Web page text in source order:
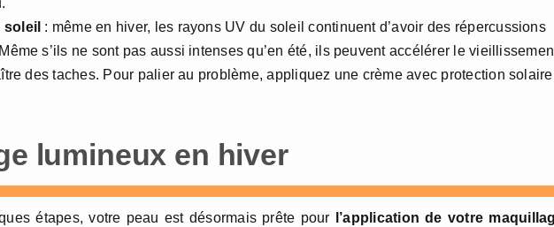
soleil : même en hiver, les rayons UV du soleil continuent d’avoir des répercussions
s’ils ne sont pas aussi intenses qu’en été, ils peuvent accélérer le
des taches. Pour palier au problème, appliquez une crème avec protection
lumineux en hiver
étapes, votre peau est désormais prête pour
l’application de votre